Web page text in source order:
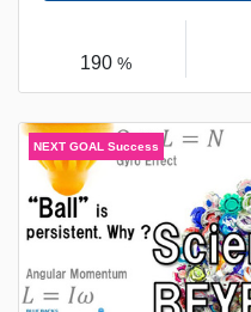
190 %